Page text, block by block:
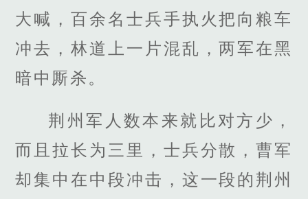
大喊，百余名士兵手执火把向粮车
冲去，林道上一片混乱，两军在黑
暗中厮杀。
荆州军人数本来就比对方少，
而且拉长为三里，士兵分散，曹军
却集中在中段冲击，这一段的荆州